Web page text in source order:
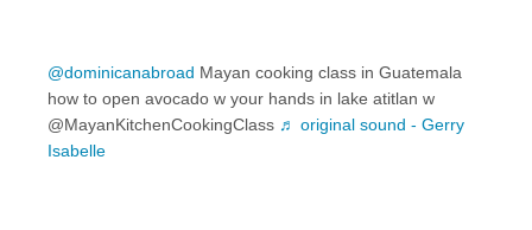
@dominicanabroad Mayan cooking class in Guatemala
how to open avocado w your hands in lake atitlan w
@MayanKitchenCookingClass ♬ original sound - Gerry
Isabelle